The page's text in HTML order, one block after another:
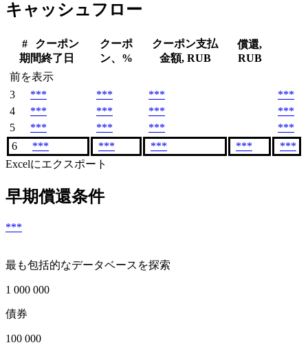
キャッシュフロー
#
クーポン
期間終了日
クーポ
ン、%
クーポン支払
金額, RUB
償還,
RUB
前を表示
3
*** *** ***
***
4
*** *** ***
***
5
*** *** ***
***
6
*** *** *** ***
***
Excelにエクスポート
早期償還条件
***
最も包括的なデータベースを探索
1 000 000
債券
100 000